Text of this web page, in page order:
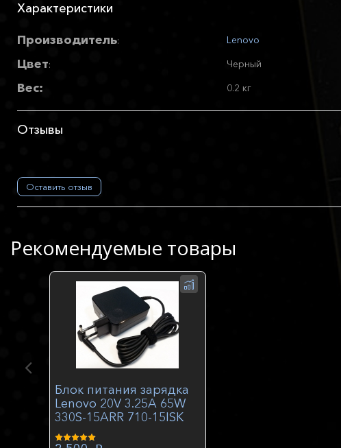
Характеристики
Производитель: Lenovo
Цвет: Черный
Вес: 0.2 кг
Отзывы
Оставить отзыв
Рекомендуемые товары
Блок питания зарядка
Lenovo 20V 3.25A 65W
330S-15ARR 710-15ISK
S340-14IWL 710-11ISK
81MV orig